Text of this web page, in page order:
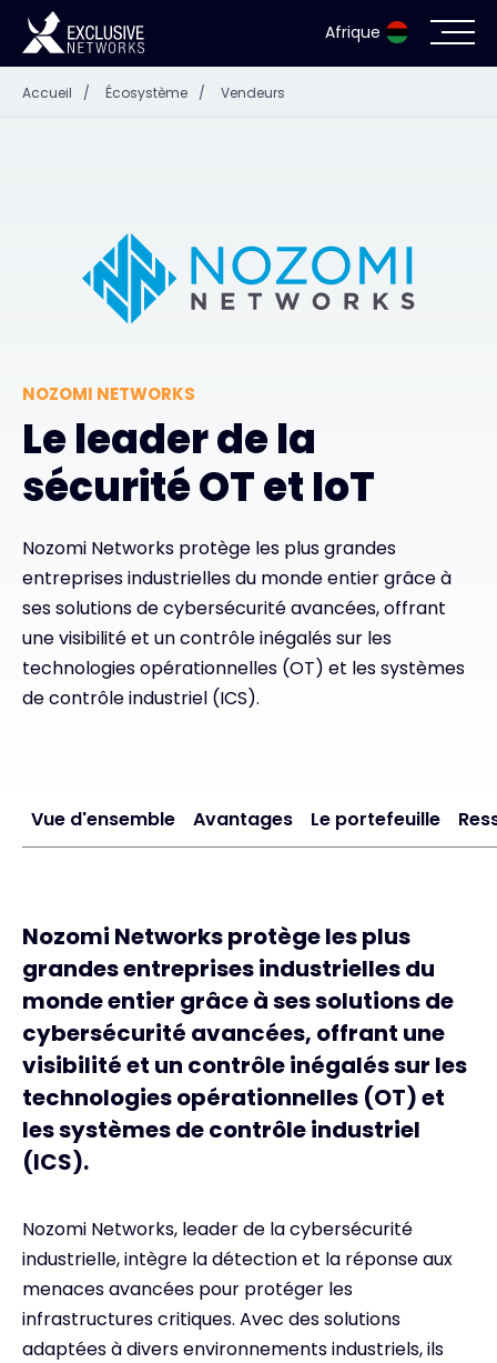
Afrique
Ressources
Entreprise
Portail des partenaires
Contact
#weareexclusive
Accueil / Écosystème / Vendeurs
NOZOMI NETWORKS
Le leader de la
sécurité OT et IoT
Nozomi Networks protège les plus grandes
entreprises industrielles du monde entier grâce à
ses solutions de cybersécurité avancées, offrant
une visibilité et un contrôle inégalés sur les
technologies opérationnelles (OT) et les systèmes
de contrôle industriel (ICS).
Vue d'ensemble Avantages Le portefeuille
Nozomi Networks protège les plus
grandes entreprises industrielles du
monde entier grâce à ses solutions de
cybersécurité avancées, offrant une
visibilité et un contrôle inégalés sur les
technologies opérationnelles (OT) et
les systèmes de contrôle industriel
(ICS).
Nozomi Networks, leader de la cybersécurité
industrielle, intègre la détection et la réponse aux
menaces avancées pour protéger les
infrastructures critiques. Avec des solutions
adaptées à divers environnements industriels, ils